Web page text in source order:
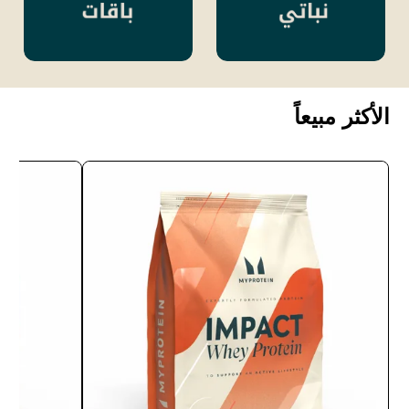
الأكثر مبيعاً